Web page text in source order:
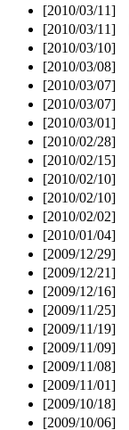
[2010/03/11]
[2010/03/11]
[2010/03/10]
[2010/03/08]
[2010/03/07]
[2010/03/07]
[2010/03/01]
[2010/02/28]
[2010/02/15]
[2010/02/10]
[2010/02/10]
[2010/02/02]
[2010/01/04]
[2009/12/29]
[2009/12/21]
[2009/12/16]
[2009/11/25]
[2009/11/19]
[2009/11/09]
[2009/11/08]
[2009/11/01]
[2009/10/18]
[2009/10/06]